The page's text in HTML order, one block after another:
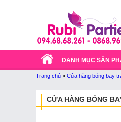
DANH MỤC SẢN
Trang chủ » Cửa hàng bóng bay
CỬA HÀNG BÓNG